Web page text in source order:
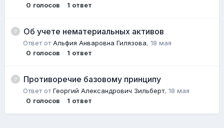
0 голосов 1 ответ
Об учете нематериальных активов
Ответ отАльфия Анваровна Гилязова, 18 мая
0 голосов 1 ответ
Противоречие базовому принципу
Ответ отГеоргий Александрович Зильберт, 18 мая
0 голосов 1 ответ